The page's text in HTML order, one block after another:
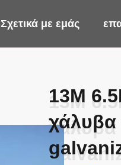
Σχετικά με εμάς
13M
χάλυβα
13M
χάλυβα